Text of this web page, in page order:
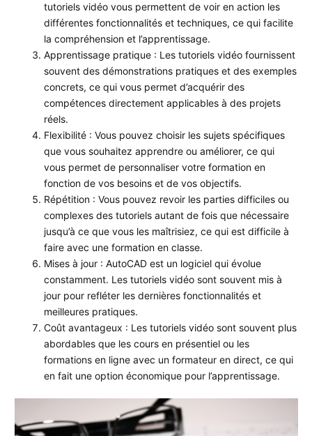
tutoriels vidéo vous permettent de voir en action les
différentes fonctionnalités et techniques, ce qui facilite
la compréhension et l’apprentissage.
Apprentissage pratique : Les tutoriels vidéo fournissent
souvent des démonstrations pratiques et des exemples
concrets, ce qui vous permet d’acquérir des
compétences directement applicables à des projets
réels.
Flexibilité : Vous pouvez choisir les sujets spécifiques
que vous souhaitez apprendre ou améliorer, ce qui
vous permet de personnaliser votre formation en
fonction de vos besoins et de vos objectifs.
Répétition : Vous pouvez revoir les parties difficiles ou
complexes des tutoriels autant de fois que nécessaire
jusqu’à ce que vous les maîtrisiez, ce qui est difficile à
faire avec une formation en classe.
Mises à jour : AutoCAD est un logiciel qui évolue
constamment. Les tutoriels vidéo sont souvent mis à
jour pour refléter les dernières fonctionnalités et
meilleures pratiques.
Coût avantageux : Les tutoriels vidéo sont souvent plus
abordables que les cours en présentiel ou les
formations en ligne avec un formateur en direct, ce qui
en fait une option économique pour l’apprentissage.